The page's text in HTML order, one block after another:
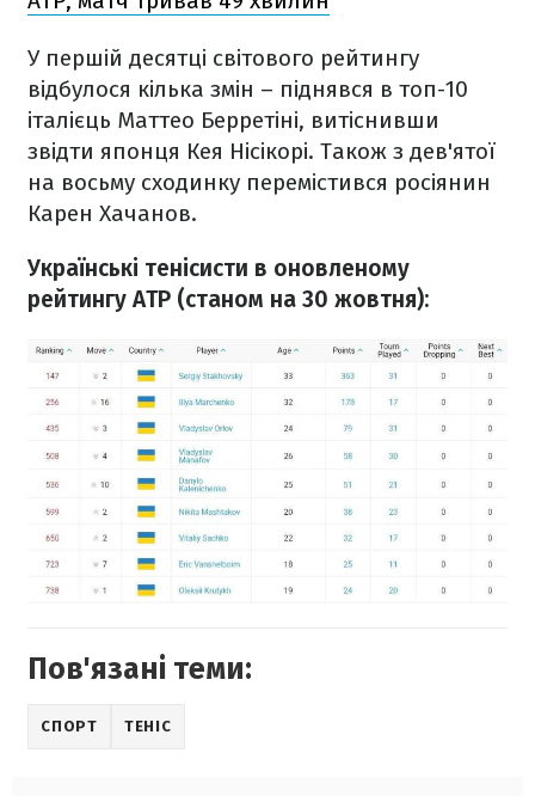
У першій десятці світового рейтингу
відбулося кілька змін – піднявся в топ-10
італієць Маттео Берретіні, витіснивши
звідти японця Кея Нісікорі. Також з дев'ятої
на восьму сходинку перемістився росіянин
Карен Хачанов.
Українські тенісисти в оновленому
рейтингу ATP (станом на 30 жовтня):
Пов'язані теми:
СПОРТ ТЕНІС